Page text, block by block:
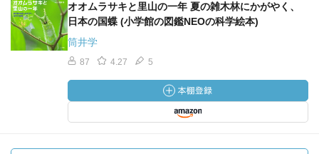
オオムラサキと里山の一年 夏の雑木林にかがやく、
日本の国蝶 (小学館の図鑑NEOの科学絵本)
筒井学
87 4.27 5